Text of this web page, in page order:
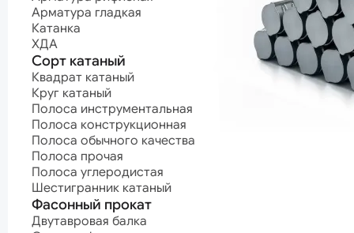
Шестигранник катаный
Фасонный прокат
Двутавровая балка
Спецпрофиль
Уголок
Швеллер
Шары
Шары
Нержавеющая сталь
Нержавеющий лист
Нержавеющий лист горячекатаный
Канат
Канат
Канат с
покрытием
Канат светлый
Проволока
Арматура гладкая
Катанка
ХДА
Сорт катаный
Квадрат катаный
Круг катаный
Полоса инструментальная
Полоса конструкционная
Полоса обычного качества
Полоса прочая
Полоса углеродистая
Шестигранник катаный
Фасонный прокат
Двутавровая балка